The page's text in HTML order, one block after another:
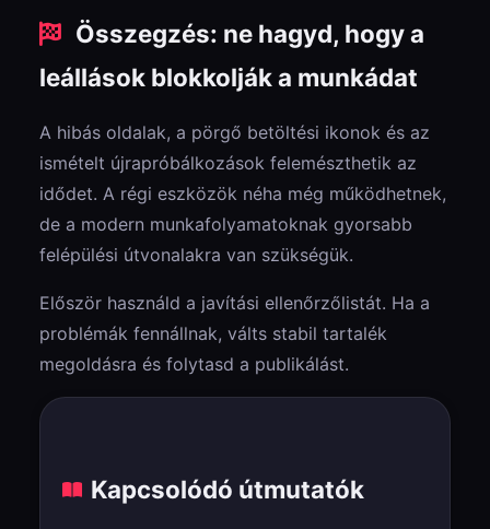
után, azonnal válts, hogy ne veszíts időt.
Összegzés: ne hagyd, hogy a
leállások blokkolják a munkádat
A hibás oldalak, a pörgő betöltési ikonok és az
ismételt újrapróbálkozások felemészthetik az
idődet. A régi eszközök néha még működhetnek,
de a modern munkafolyamatoknak gyorsabb
felépülési útvonalakra van szükségük.
Először használd a javítási ellenőrzőlistát. Ha a
problémák fennállnak, válts stabil tartalék
megoldásra és folytasd a publikálást.
Kapcsolódó útmutatók